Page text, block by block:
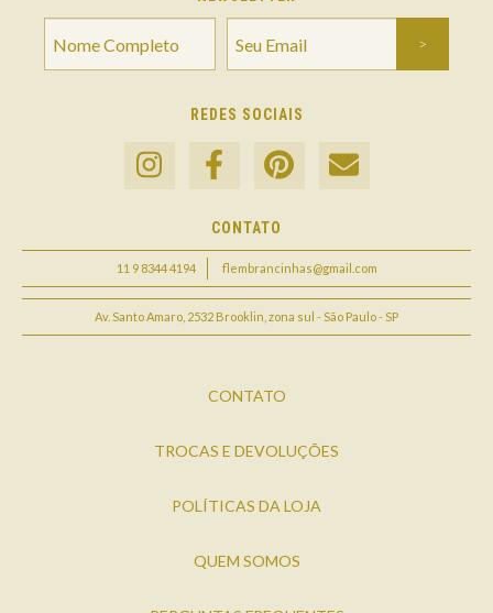
REDES SOCIAIS
CONTATO
11 9 8344 4194 flembrancinhas@gmail.com
Av. Santo Amaro, 2532 Brooklin, zona sul - São Paulo - SP
CONTATO
TROCAS E DEVOLUÇÕES
POLÍTICAS DA LOJA
QUEM SOMOS